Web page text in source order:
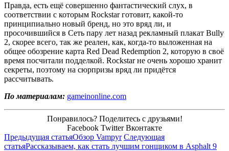
Правда, есть ещё совершенно фантастический слух, в
соответствии с которым Rockstar готовит, какой-то
принципиально новый бренд, но это вряд ли, и
просочившийся в Сеть пару лет назад рекламный плакат Bully
2, скорее всего, так же реален, как, когда-то выложенная на
общее обозрение карта Red Dead Redemption 2, которую в своё
время посчитали подделкой. Rockstar не очень хорошо хранит
секреты, поэтому на сюрпризы вряд ли придётся
рассчитывать.
По материалам: gameinonline.com
Понравилось? Поделитесь с друзьями!
Facebook Twitter Вконтакте
Предыдущая статьяОбзор Vampyr Следующая
статьяРассказываем, как стать лучшим гонщиком в Asphalt 9